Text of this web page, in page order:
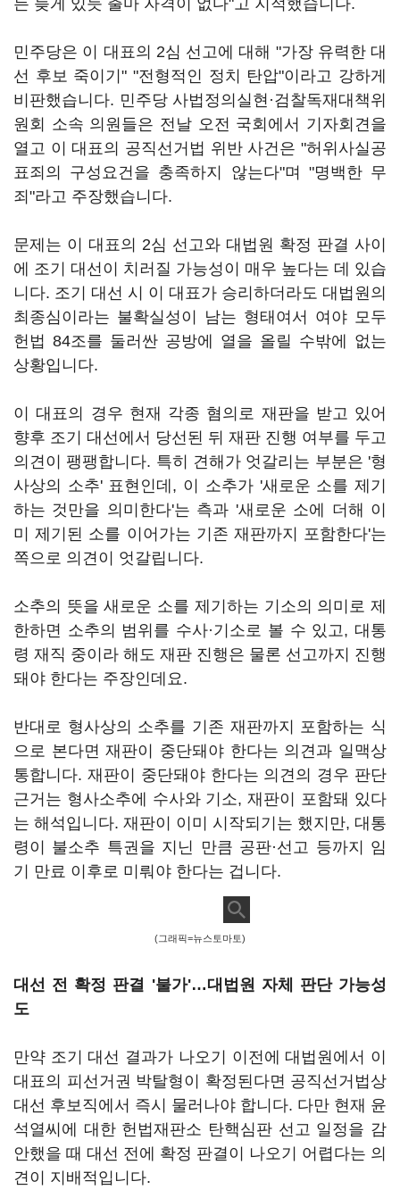
든 늦게 있듯 출마 자격이 없다"고 지적했습니다.
민주당은 이 대표의 2심 선고에 대해 "가장 유력한 대
선 후보 죽이기" "전형적인 정치 탄압"이라고 강하게
비판했습니다. 민주당 사법정의실현·검찰독재대책위
원회 소속 의원들은 전날 오전 국회에서 기자회견을
열고 이 대표의 공직선거법 위반 사건은 "허위사실공
표죄의 구성요건을 충족하지 않는다"며 "명백한 무
죄"라고 주장했습니다.
문제는 이 대표의 2심 선고와 대법원 확정 판결 사이
에 조기 대선이 치러질 가능성이 매우 높다는 데 있습
니다. 조기 대선 시 이 대표가 승리하더라도 대법원의
최종심이라는 불확실성이 남는 형태여서 여야 모두
헌법 84조를 둘러싼 공방에 열을 올릴 수밖에 없는
상황입니다.
이 대표의 경우 현재 각종 혐의로 재판을 받고 있어
향후 조기 대선에서 당선된 뒤 재판 진행 여부를 두고
의견이 팽팽합니다. 특히 견해가 엇갈리는 부분은 '형
사상의 소추' 표현인데, 이 소추가 '새로운 소를 제기
하는 것만을 의미한다'는 측과 '새로운 소에 더해 이
미 제기된 소를 이어가는 기존 재판까지 포함한다'는
쪽으로 의견이 엇갈립니다.
소추의 뜻을 새로운 소를 제기하는 기소의 의미로 제
한하면 소추의 범위를 수사·기소로 볼 수 있고, 대통
령 재직 중이라 해도 재판 진행은 물론 선고까지 진행
돼야 한다는 주장인데요.
반대로 형사상의 소추를 기존 재판까지 포함하는 식
으로 본다면 재판이 중단돼야 한다는 의견과 일맥상
통합니다. 재판이 중단돼야 한다는 의견의 경우 판단
근거는 형사소추에 수사와 기소, 재판이 포함돼 있다
는 해석입니다. 재판이 이미 시작되기는 했지만, 대통
령이 불소추 특권을 지닌 만큼 공판·선고 등까지 임
기 만료 이후로 미뤄야 한다는 겁니다.
(그래픽=뉴스토마토)
대선 전 확정 판결 '불가'…대법원 자체 판단 가능성
도
만약 조기 대선 결과가 나오기 이전에 대법원에서 이
대표의 피선거권 박탈형이 확정된다면 공직선거법상
대선 후보직에서 즉시 물러나야 합니다. 다만 현재 윤
석열씨에 대한 헌법재판소 탄핵심판 선고 일정을 감
안했을 때 대선 전에 확정 판결이 나오기 어렵다는 의
견이 지배적입니다.